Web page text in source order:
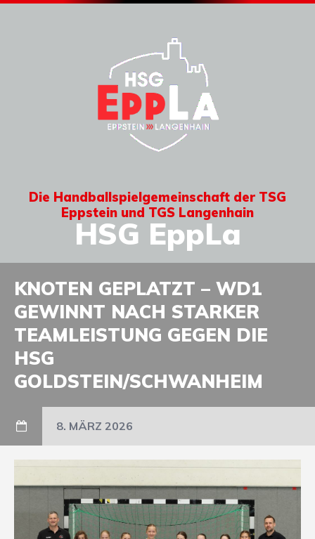
Die Handballspielgemeinschaft der TSG
Eppstein und TGS Langenhain
HSG EppLa
KNOTEN GEPLATZT – WD1
GEWINNT NACH STARKER
TEAMLEISTUNG GEGEN DIE
HSG
GOLDSTEIN/SCHWANHEIM
8. MÄRZ 2026